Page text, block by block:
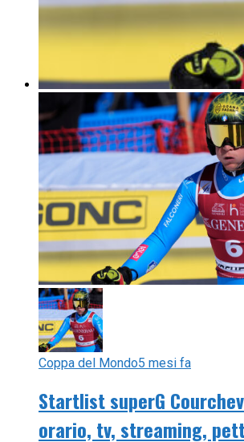
Coppa del Mondo5 mesi fa
Startlist superG
orario, tv, streaming,